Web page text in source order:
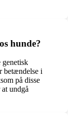
hunde?
genetisk
betændelse i
på disse
undgå